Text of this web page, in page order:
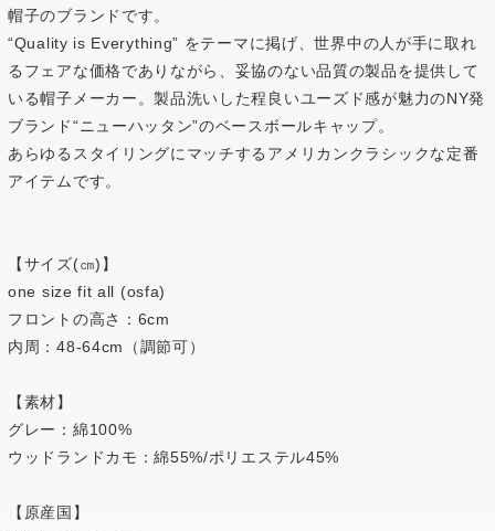
帽子のブランドです。
“Quality is Everything” をテーマに掲げ、世界中の人が手に取れ
るフェアな価格でありながら、妥協のない品質の製品を提供して
いる帽子メーカー。製品洗いした程良いユーズド感が魅力のNY発
ブランド“ニューハッタン”のベースボールキャップ。
あらゆるスタイリングにマッチするアメリカンクラシックな定番
アイテムです。
【サイズ(㎝)】
one size fit all (osfa)
フロントの高さ：6cm
内周：48-64cm（調節可）
【素材】
グレー：綿100%
ウッドランドカモ：綿55%/ポリエステル45%
【原産国】